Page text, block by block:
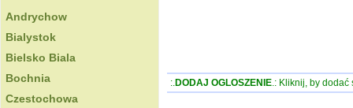
Andrychow
Bialystok
Bielsko Biala
Bochnia
Czestochowa
:.DODAJ OGLOSZENIE.: Kliknij, by dodać